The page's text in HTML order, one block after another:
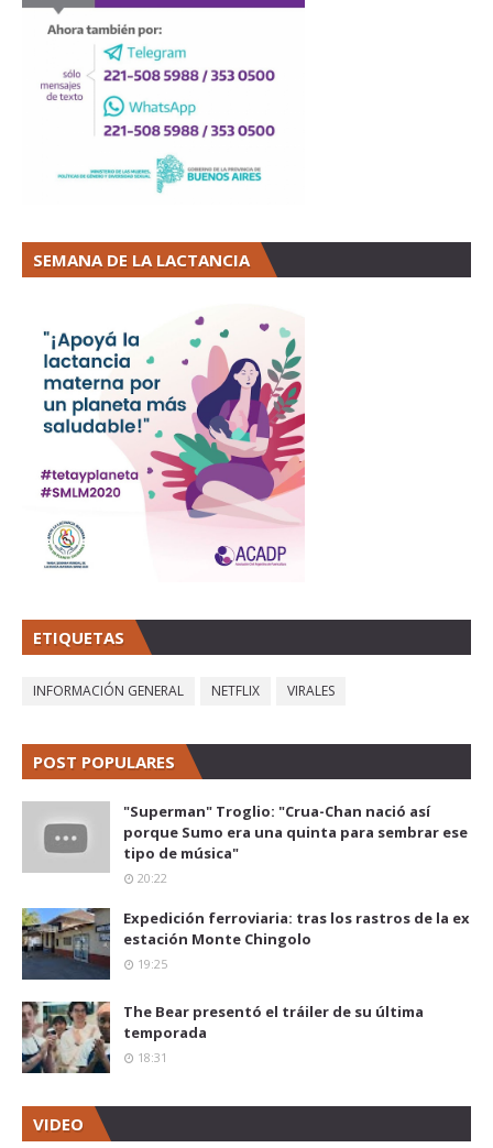
SEMANA DE LA LACTANCIA
ETIQUETAS
INFORMACIÓN GENERAL NETFLIX VIRALES
POST POPULARES
"Superman" Troglio: "Crua-Chan nació así
porque Sumo era una quinta para sembrar ese
tipo de música"
20:22
Expedición ferroviaria: tras los rastros de la ex
estación Monte Chingolo
19:25
The Bear presentó el tráiler de su última
temporada
18:31
VIDEO